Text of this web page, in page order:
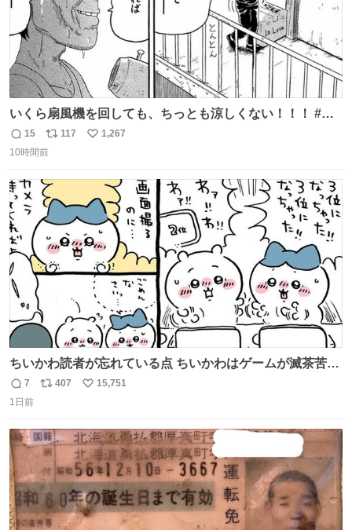
いくら扇風機を回しても、ちっとも涼しくない！！！ #浦
安鉄筋家族
返
信
15
リ
ポ
ト
数
117
い
1,267
10時間前
ちいかわ読者が忘れている点 ちいかわはゲームが滅茶苦茶
上手い
返
信
7
リ
ト
数
407
い
数
15,751
1日前